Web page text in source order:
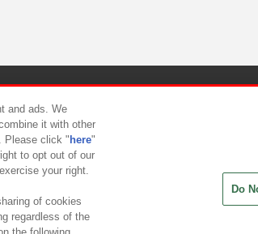
スメント対応方針
and ads. We
it with other
Please click " here"
to opt out of our
your right.
of cookies
regardless of the
Do